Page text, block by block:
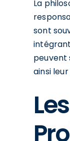
La
sont
peuvent
ainsi